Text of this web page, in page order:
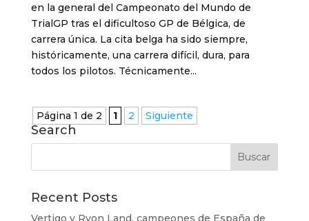
en la general del Campeonato del Mundo de
TrialGP tras el dificultoso GP de Bélgica, de
carrera única. La cita belga ha sido siempre,
históricamente, una carrera difícil, dura, para
todos los pilotos. Técnicamente...
Página 1 de 2 1 2 Siguiente
Search
Recent Posts
Vertigo y Ryon Land, campeones de España de